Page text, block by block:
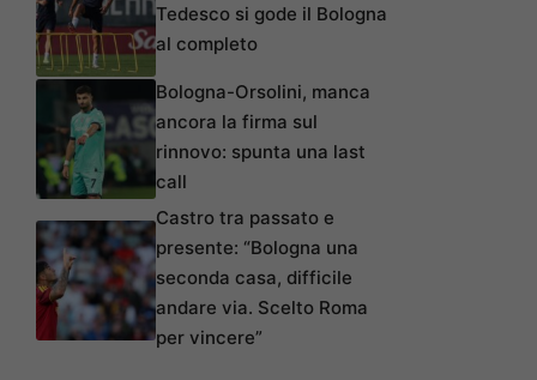
Tedesco si gode il Bologna
al completo
Bologna-Orsolini, manca
ancora la firma sul
rinnovo: spunta una last
call
Castro tra passato e
presente: “Bologna una
seconda casa, difficile
andare via. Scelto Roma
per vincere”